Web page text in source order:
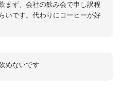
まず、会社の飲み会で申し訳程
いです。代わりにコーヒーが好
めないです